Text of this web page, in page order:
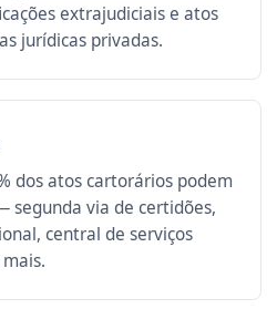
extrajudiciais e atos
jurídicas privadas.
dos atos cartorários podem
segunda via de certidões,
central de serviços